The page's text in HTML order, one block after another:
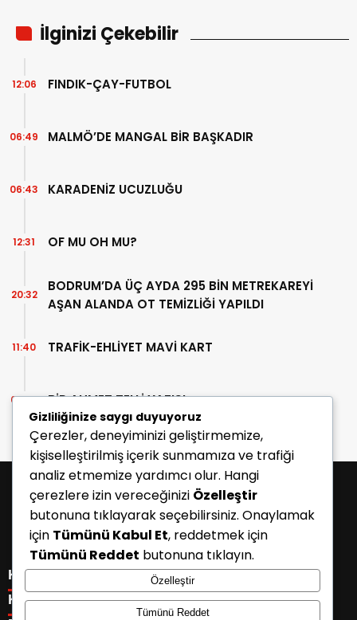
İlginizi Çekebilir
FINDIK-ÇAY-FUTBOL
12:06
MALMÖ’DE MANGAL BİR BAŞKADIR
06:49
KARADENİZ UCUZLUĞU
06:43
OF MU OH MU?
12:31
BODRUM’DA ÜÇ AYDA 295 BİN METREKAREYİ
AŞAN ALANDA OT TEMİZLİĞİ YAPILDI
20:32
TRAFİK-EHLİYET MAVİ KART
11:40
BİR AHMET TELLİ YAZISI
07:30
KATEGORİLER
Menü seçimi yapın. WP-ADMIN → Görünüm → Menüler
sayfasından menü eşleştirmesi yapınız.
KISAYOLLAR
Gizliliğinize saygı duyuyoruz
Çerezler, deneyiminizi geliştirmemize,
kişiselleştirilmiş içerik sunmamıza ve trafiği
analiz etmemize yardımcı olur. Hangi
çerezlere izin vereceğinizi Özelleştir
butonuna tıklayarak seçebilirsiniz. Onaylamak
için Tümünü Kabul Et, reddetmek için
Tümünü Reddet butonuna tıklayın.
Özelleştir
Tümünü Reddet